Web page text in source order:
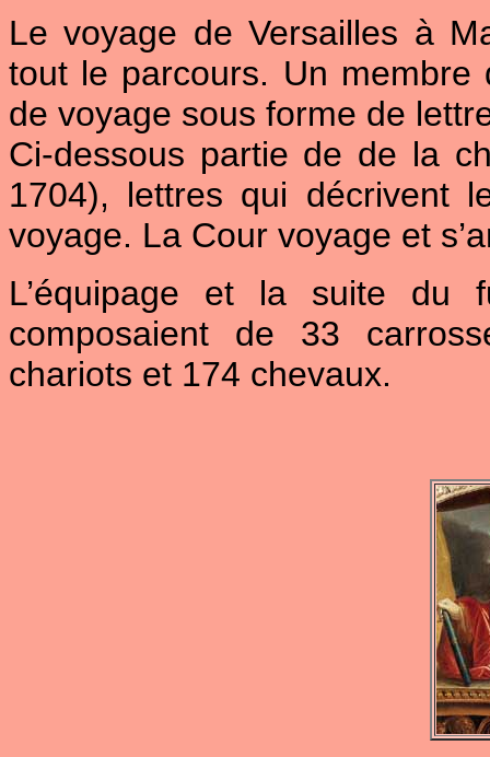
Le voyage de Versailles à
tout le parcours. Un membre
de voyage sous forme de
Ci-dessous partie de de la
1704), lettres qui décrivent
voyage. La Cour voyage et
L’équipage et la suite du
composaient de 33
chariots et 174 chevaux.